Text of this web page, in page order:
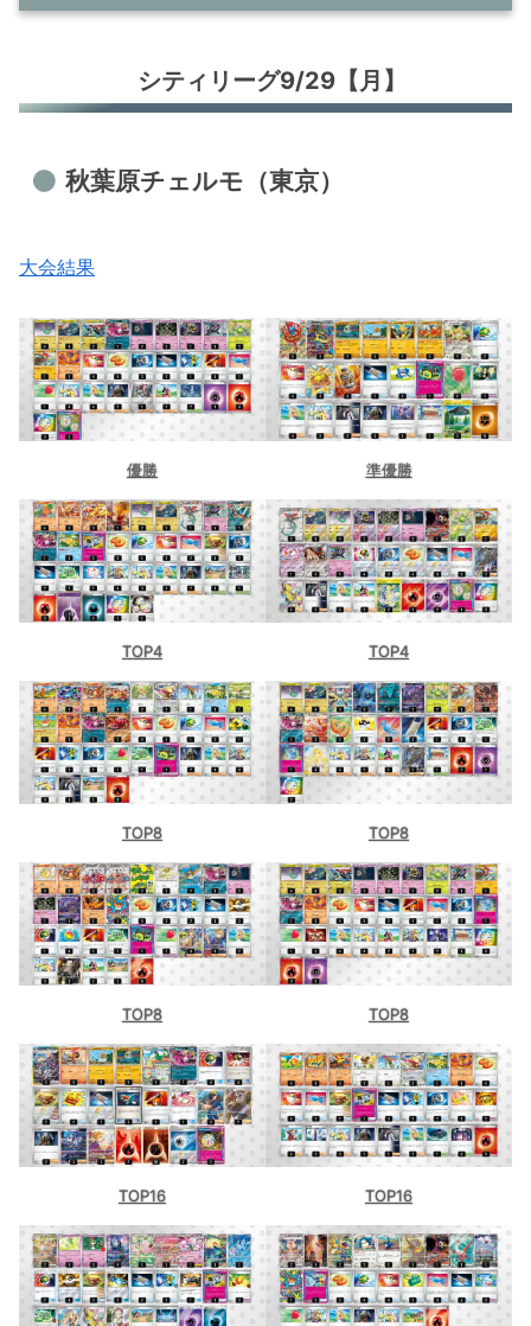
秋葉原チェルモ（東京）
竜星の嵐 十三店（大阪）
ドラゴンスター秋葉原駅前店（東京）
竜のしっぽ 布施店（大阪）
バトロコ 藤沢駅北口（神奈川）
シティリーグ10/1【水】
Torecacamp大須店（愛知）
ポケ堂 仙台店（宮城）
BOOKOFF 307号枚方池之宮店（大
阪）
シティリーグ10/2【木】
シティリーグ10/3【金】
竜星のPAO 立川店（東京）
Card Secret 池袋（東京）
シティリーグ9/29【月】
秋葉原チェルモ（東京）
大会結果
優勝 準優勝
TOP4 TOP4
TOP8 TOP8
TOP8 TOP8
TOP16 TOP16